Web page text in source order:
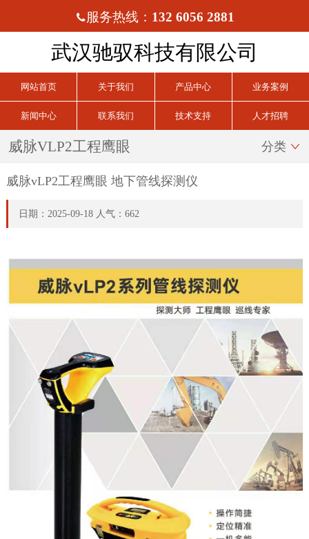
服务热线： 132 6056 2881
武汉驰驭科技有限公司
网站首页 关于我们 产品中心 业务案例
新闻中心 联系我们 技术支持 人才招聘
威脉VLP2工程鹰眼 分类 
威脉vLP2工程鹰眼 地下管线探测仪
日期：2025-09-18 人气：662